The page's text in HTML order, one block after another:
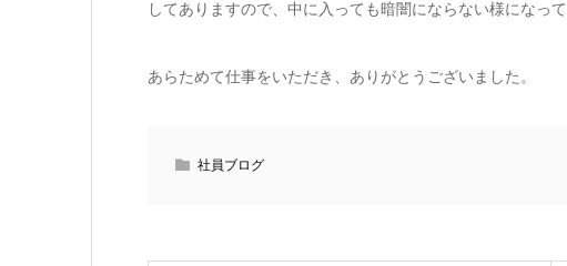
してありますので、中に入っても暗闇にならない様になって
あらためて仕事をいただき、ありがとうございました。
社員ブログ